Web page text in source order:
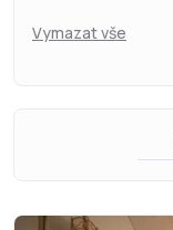
Vymazat vše